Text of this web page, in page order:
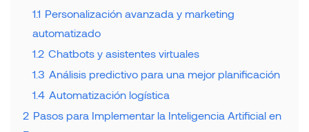
1.1 Personalización avanzada y marketing
automatizado
1.2 Chatbots y asistentes virtuales
1.3 Análisis predictivo para una mejor planificación
1.4 Automatización logística
2 Pasos para Implementar la Inteligencia Artificial en